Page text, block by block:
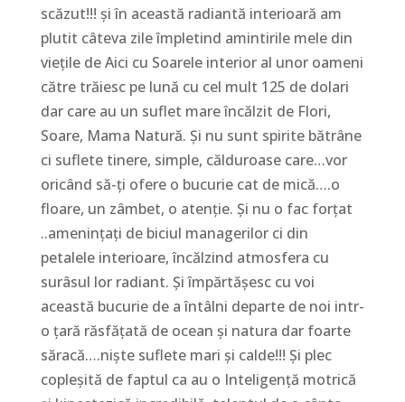
scăzut!!! și în această radiantă interioară am
plutit câteva zile împletind amintirile mele din
viețile de Aici cu Soarele interior al unor oameni
către trăiesc pe lună cu cel mult 125 de dolari
dar care au un suflet mare încălzit de Flori,
Soare, Mama Natură. Și nu sunt spirite bătrâne
ci suflete tinere, simple, călduroase care…vor
oricând să-ți ofere o bucurie cat de mică….o
floare, un zâmbet, o atenție. Și nu o fac forțat
..amenințați de biciul managerilor ci din
petalele interioare, încălzind atmosfera cu
surâsul lor radiant. Și împărtășesc cu voi
această bucurie de a întâlni departe de noi intr-
o țară răsfățată de ocean și natura dar foarte
săracă….niște suflete mari și calde!!! Și plec
copleșită de faptul ca au o Inteligență motrică